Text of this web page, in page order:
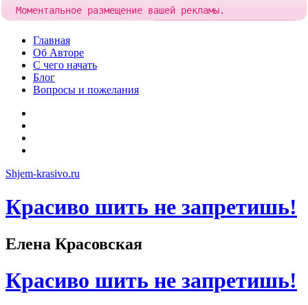
Skip
content
Главная
Об Авторе
С чего начать
Блог
Вопросы и пожелания
Shjem-krasivo.ru
Красиво шить не запретишь!
Елена Красовская
Красиво шить не запретишь!
Моментальное размещение вашей рекламы.